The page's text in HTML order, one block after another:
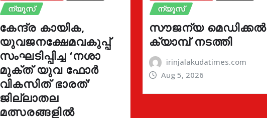
ന്യൂസ്
കേന്ദ്ര കായിക,
യുവജനക്ഷേമവകുപ്പ്
സംഘടിപ്പിച്ച ‘നശാ
മുക്ത് യുവ ഫോർ
വികസിത് ഭാരത്’
ജില്ലാതല
മത്സരങ്ങളിൽ
ന്യൂസ്
സൗജന്യ മെഡിക്കൽ
ക്യാമ്പ് നടത്തി
irinjalakudatimes.com
Aug 5, 2026